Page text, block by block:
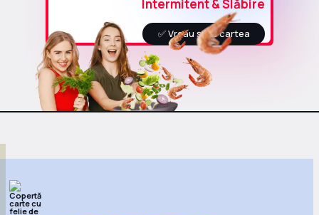
✅ Vreau și eu cartea
Intermitent & Slăbire